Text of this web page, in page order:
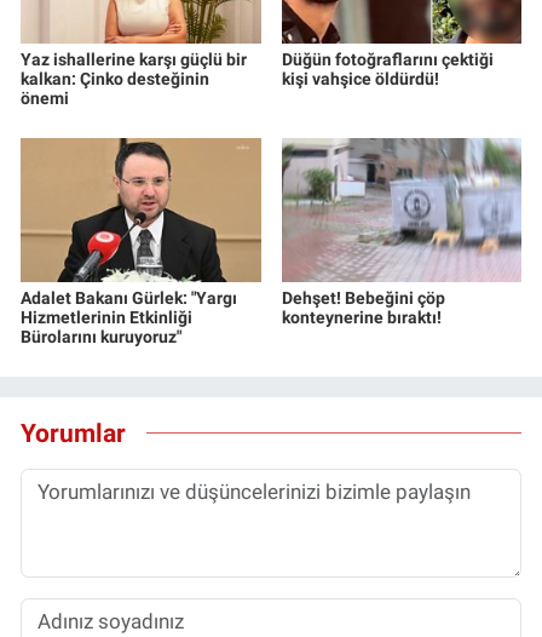
Yaz ishallerine karşı güçlü bir
kalkan: Çinko desteğinin
önemi
Düğün fotoğraflarını çektiği
kişi vahşice öldürdü!
Adalet Bakanı Gürlek: "Yargı
Hizmetlerinin Etkinliği
Bürolarını kuruyoruz"
Dehşet! Bebeğini çöp
konteynerine bıraktı!
Yorumlar